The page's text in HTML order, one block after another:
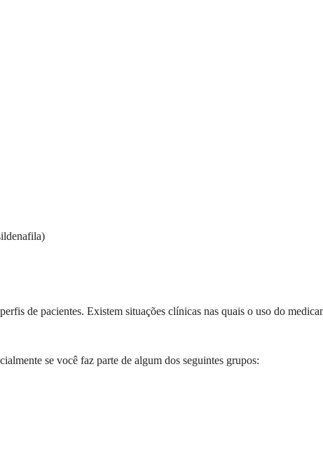
de pacientes. Existem situações clínicas nas quais o uso do
se você faz parte de algum dos seguintes grupos: